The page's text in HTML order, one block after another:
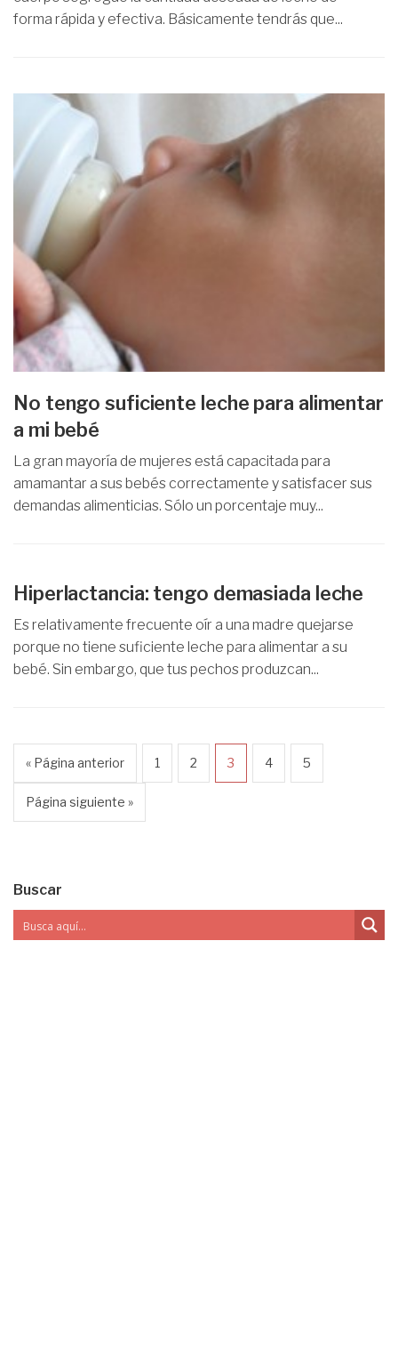
forma rápida y efectiva. Básicamente tendrás que...
No tengo suficiente leche para alimentar
a mi bebé
La gran mayoría de mujeres está capacitada para
amamantar a sus bebés correctamente y satisfacer sus
demandas alimenticias. Sólo un porcentaje muy...
Hiperlactancia: tengo demasiada leche
Es relativamente frecuente oír a una madre quejarse
porque no tiene suficiente leche para alimentar a su
bebé. Sin embargo, que tus pechos produzcan...
« Página anterior 1 2 3 4 5
Página siguiente »
Buscar